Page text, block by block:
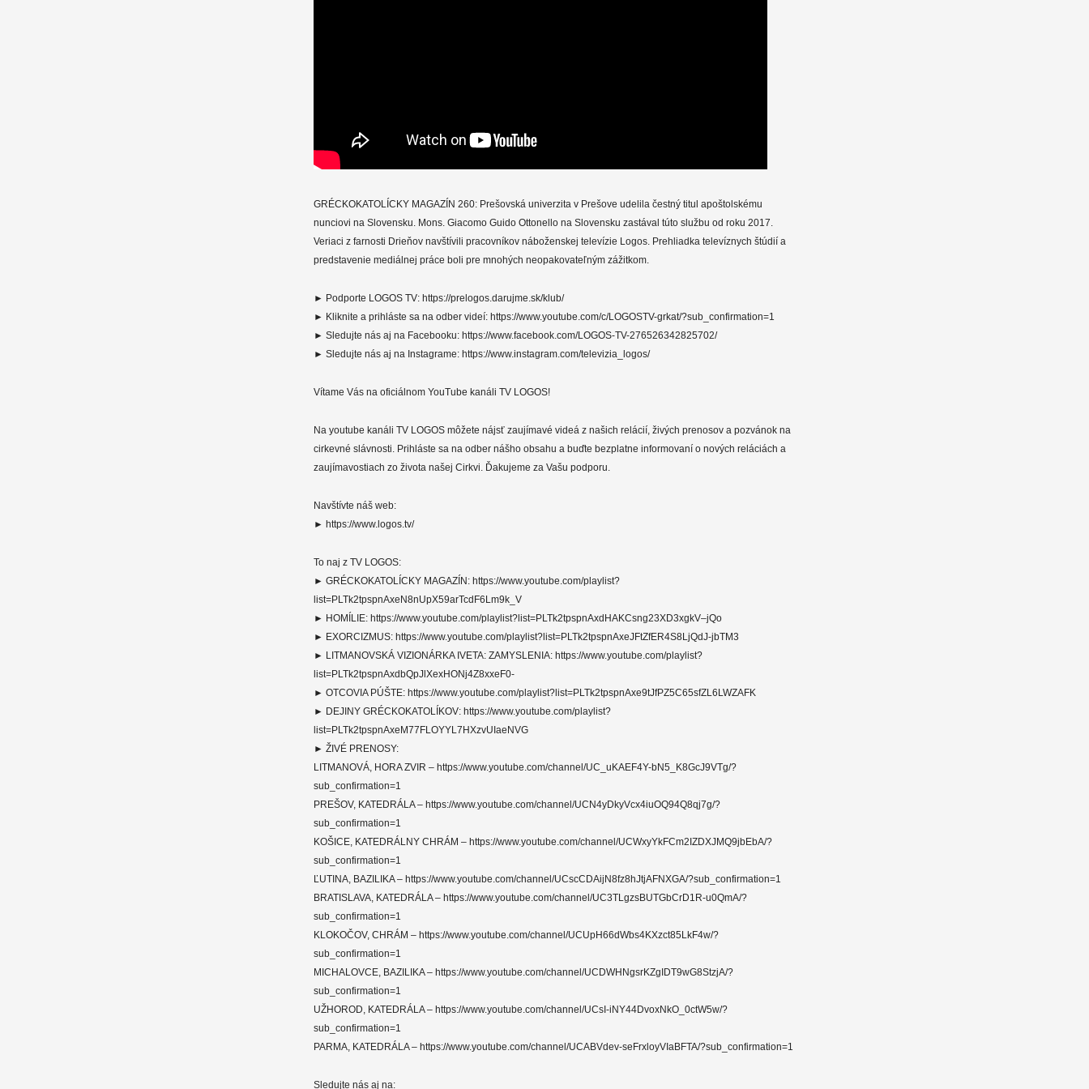
GRÉCKOKATOLÍCKY MAGAZÍN 260: Prešovská univerzita v Prešove udelila čestný titul apoštolskému
nunciovi na Slovensku. Mons. Giacomo Guido Ottonello na Slovensku zastával túto službu od roku 2017.
Veriaci z farnosti Drieňov navštívili pracovníkov náboženskej televízie Logos. Prehliadka televíznych štúdií a
predstavenie mediálnej práce boli pre mnohých neopakovateľným zážitkom.
► Podporte LOGOS TV: https://prelogos.darujme.sk/klub/
► Kliknite a prihláste sa na odber videí: https://www.youtube.com/c/LOGOSTV-grkat/?sub_confirmation=1
► Sledujte nás aj na Facebooku: https://www.facebook.com/LOGOS-TV-276526342825702/
► Sledujte nás aj na Instagrame: https://www.instagram.com/televizia_logos/
Vítame Vás na oficiálnom YouTube kanáli TV LOGOS!
Na youtube kanáli TV LOGOS môžete nájsť zaujímavé videá z našich relácií, živých prenosov a pozvánok na
cirkevné slávnosti. Prihláste sa na odber nášho obsahu a buďte bezplatne informovaní o nových reláciách a
zaujímavostiach zo života našej Cirkvi. Ďakujeme za Vašu podporu.
Navštívte náš web:
► https://www.logos.tv/
To naj z TV LOGOS:
► GRÉCKOKATOLÍCKY MAGAZÍN: https://www.youtube.com/playlist?
list=PLTk2tpspnAxeN8nUpX59arTcdF6Lm9k_V
► HOMÍLIE: https://www.youtube.com/playlist?list=PLTk2tpspnAxdHAKCsng23XD3xgkV–jQo
► EXORCIZMUS: https://www.youtube.com/playlist?list=PLTk2tpspnAxeJFtZfER4S8LjQdJ-jbTM3
► LITMANOVSKÁ VIZIONÁRKA IVETA: ZAMYSLENIA: https://www.youtube.com/playlist?
list=PLTk2tpspnAxdbQpJlXexHONj4Z8xxeF0-
► OTCOVIA PÚŠTE: https://www.youtube.com/playlist?list=PLTk2tpspnAxe9tJfPZ5C65sfZL6LWZAFK
► DEJINY GRÉCKOKATOLÍKOV: https://www.youtube.com/playlist?
list=PLTk2tpspnAxeM77FLOYYL7HXzvUIaeNVG
► ŽIVÉ PRENOSY:
LITMANOVÁ, HORA ZVIR – https://www.youtube.com/channel/UC_uKAEF4Y-bN5_K8GcJ9VTg/?
sub_confirmation=1
PREŠOV, KATEDRÁLA – https://www.youtube.com/channel/UCN4yDkyVcx4iuOQ94Q8qj7g/?
sub_confirmation=1
KOŠICE, KATEDRÁLNY CHRÁM – https://www.youtube.com/channel/UCWxyYkFCm2IZDXJMQ9jbEbA/?
sub_confirmation=1
ĽUTINA, BAZILIKA – https://www.youtube.com/channel/UCscCDAijN8fz8hJtjAFNXGA/?sub_confirmation=1
BRATISLAVA, KATEDRÁLA – https://www.youtube.com/channel/UC3TLgzsBUTGbCrD1R-u0QmA/?
sub_confirmation=1
KLOKOČOV, CHRÁM – https://www.youtube.com/channel/UCUpH66dWbs4KXzct85LkF4w/?
sub_confirmation=1
MICHALOVCE, BAZILIKA – https://www.youtube.com/channel/UCDWHNgsrKZgIDT9wG8StzjA/?
sub_confirmation=1
UŽHOROD, KATEDRÁLA – https://www.youtube.com/channel/UCsI-iNY44DvoxNkO_0ctW5w/?
sub_confirmation=1
PARMA, KATEDRÁLA – https://www.youtube.com/channel/UCABVdev-seFrxloyVIaBFTA/?sub_confirmation=1
Sledujte nás aj na: